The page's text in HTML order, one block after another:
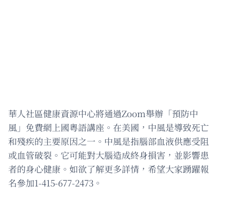
華人社區健康資源中心將通過Zoom舉辦「預防中
風」免費網上國粵語講座。在美國，中風是導致死亡
和殘疾的主要原因之一。中風是指腦部血液供應受阻
或血管破裂。它可能對大腦造成終身損害，並影響患
者的身心健康。如欲了解更多詳情，希望大家踴躍報
名參加1-415-677-2473。